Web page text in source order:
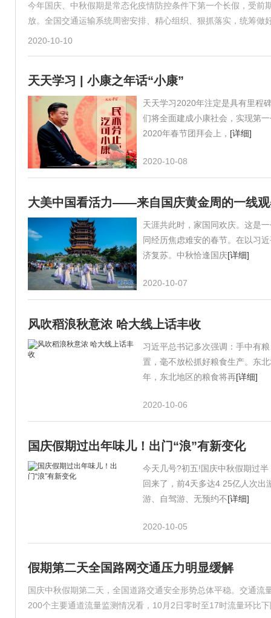
今年国庆、中秋假期是常态化疫情防控条件下第一个长假，受
放。全国交通运输系统周密安排、精心组织、狠抓落实，统筹做
2020-10-10
天天学习 | 小康之年话“小康”
天天学习2020年注定是具有里程
们将全面建成小康社会，实现第
2020年春节团拜会上， [详细]
2020-10-08
大美中国看活力——来自国庆黄金周的一线
天涯共此时，家国同欢庆。这是
同经历焦虑难安的春节。在以习
济复苏。中秋恰逢国庆[详细]
2020-10-07
风吹稻浪秋意浓 哈大线上话丰收
习近平总书记多次强调：手中有
置，毫不放松抓好粮食生产。东
年，东北地区的粮食将再[详细]
2020-10-06
国庆假期过出年味儿！出门“浪”有新变化
今天几号?初五!国庆中秋假期过
回来了，前4天多达4 25亿人次出
游、自驾游、无预约不[详细]
2020-10-05
假期第二天全国路网交通压力明显缓解
国庆中秋假期第二天，全国道路交通安全形势总体平稳。交通
200个主要通道流量监测情况看，10月2日零时至17时流量环比